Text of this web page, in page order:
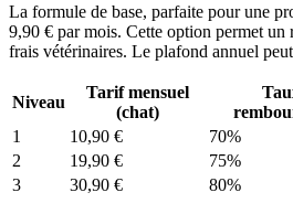
La formule de base, parfaite pour une
9,90 € par mois. Cette option permet un
frais vétérinaires. Le plafond annuel
Niveau
Tarif mensuel
(chat)
1
10,90 € 70%
2
19,90 € 75%
3
30,90 € 80%